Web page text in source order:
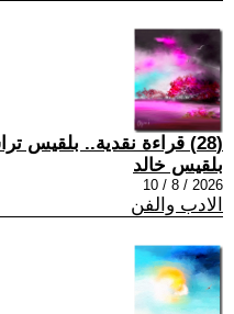
(28) قراءة نقدية.. بلقيس تراسل الشمس
بلقيس خالد
2026 / 8 / 10
الادب والفن